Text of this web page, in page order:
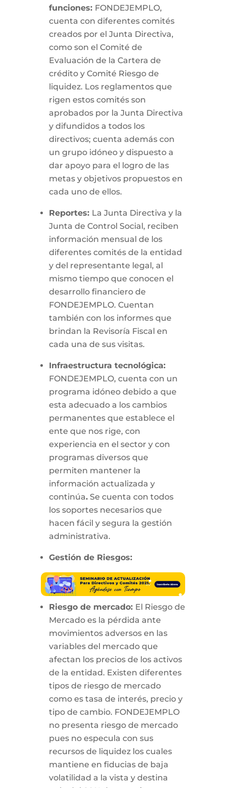
funciones: FONDEJEMPLO,
cuenta con diferentes comités
creados por el Junta Directiva,
como son el Comité de
Evaluación de la Cartera de
crédito y Comité Riesgo de
liquidez. Los reglamentos que
rigen estos comités son
aprobados por la Junta Directiva
y difundidos a todos los
directivos; cuenta además con
un grupo idóneo y dispuesto a
dar apoyo para el logro de las
metas y objetivos propuestos en
cada uno de ellos.
Reportes: La Junta Directiva y la
Junta de Control Social, reciben
información mensual de los
diferentes comités de la entidad
y del representante legal, al
mismo tiempo que conocen el
desarrollo financiero de
FONDEJEMPLO. Cuentan
también con los informes que
brindan la Revisoría Fiscal en
cada una de sus visitas.
Infraestructura tecnológica:
FONDEJEMPLO, cuenta con un
programa idóneo debido a que
esta adecuado a los cambios
permanentes que establece el
ente que nos rige, con
experiencia en el sector y con
programas diversos que
permiten mantener la
información actualizada y
continúa.Se cuenta con todos
los soportes necesarios que
hacen fácil y segura la gestión
administrativa.
Gestión de Riesgos:
Riesgo de mercado: El Riesgo de
Mercado es la pérdida ante
movimientos adversos en las
variables del mercado que
afectan los precios de los activos
de la entidad. Existen diferentes
tipos de riesgo de mercado
como es tasa de interés, precio y
tipo de cambio. FONDEJEMPLO
no presenta riesgo de mercado
pues no especula con sus
recursos de liquidez los cuales
mantiene en fiducias de baja
volatilidad a la vista y destina